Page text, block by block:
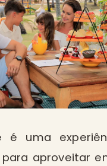
é uma
aproveitar